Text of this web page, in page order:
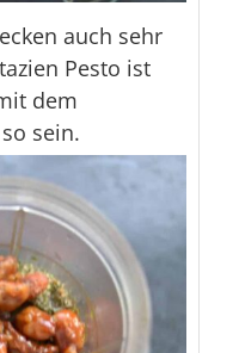
auch sehr
Pesto ist
dem
sein.